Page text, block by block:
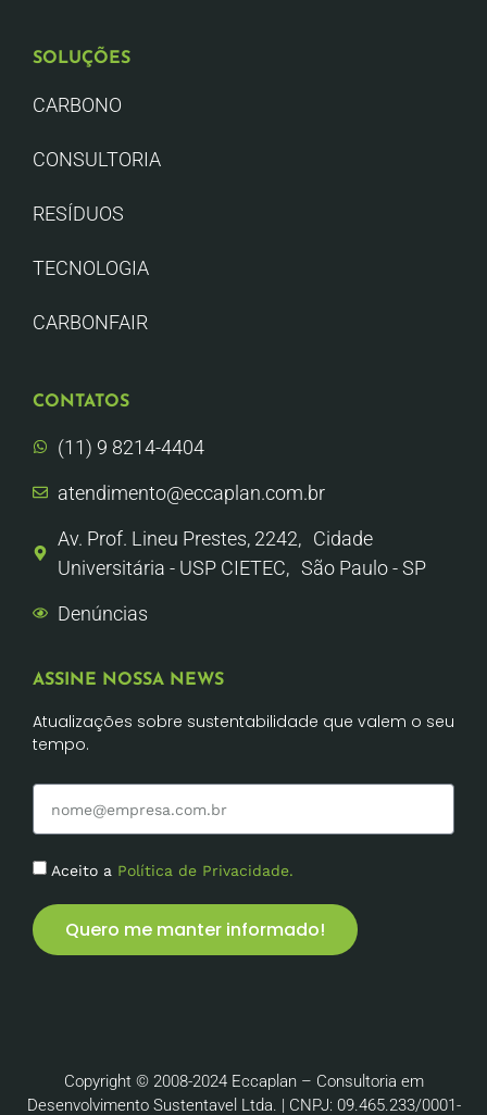
SOLUÇÕES
CARBONO
CONSULTORIA
RESÍDUOS
TECNOLOGIA
CARBONFAIR
CONTATOS
(11) 9 8214-4404
atendimento@eccaplan.com.br
Av. Prof. Lineu Prestes, 2242, Cidade
Universitária - USP CIETEC, São Paulo - SP
Denúncias
ASSINE NOSSA NEWS
Atualizações sobre sustentabilidade que valem o seu
tempo.
Aceito a Política de Privacidade.
Quero me manter informado!
Copyright © 2008-2024 Eccaplan – Consultoria em
Desenvolvimento Sustentavel Ltda. | CNPJ: 09.465.233/0001-